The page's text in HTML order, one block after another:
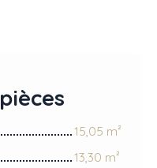
pièces
15,05 m²
13,30 m²